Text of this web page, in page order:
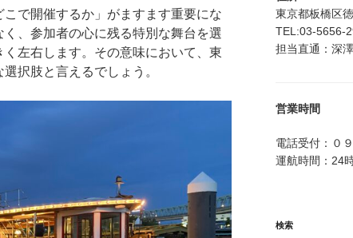
で開催するか」がますます重要にな
、参加者の心に残る特別な舞台を選
左右します。その意味において、東
択肢と言えるでしょう。
東京都板橋区
TEL:03-5656-
担当直通：深
営業時間
電話受付：０
運航時間：24
検索